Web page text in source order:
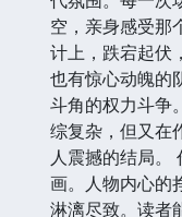
空，亲身感受那
计上，跌宕起伏
也有惊心动魄的
斗角的权力斗争
综复杂，但又在
人震撼的结局。
画。人物内心的
淋漓尽致。读者